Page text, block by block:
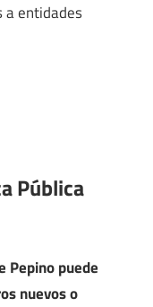
a entidades
Pública
Pepino puede
nuevos o